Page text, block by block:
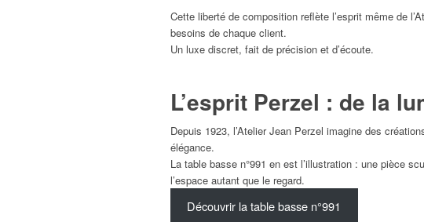
Cette liberté de composition reflète l’esprit même de
besoins de chaque client.
Un luxe discret, fait de précision et d’écoute.
L’esprit Perzel : de la
Depuis 1923, l’Atelier Jean Perzel imagine des
élégance.
La table basse n°991 en est l’illustration : une pièce
l’espace autant que le regard.
Découvrir la table basse n°991